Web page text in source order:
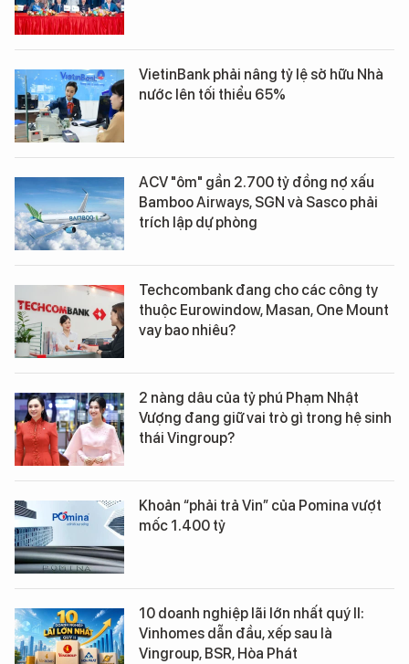
VietinBank phải nâng tỷ lệ sở hữu Nhà
nước lên tối thiểu 65%
ACV "ôm" gần 2.700 tỷ đồng nợ xấu
Bamboo Airways, SGN và Sasco phải
trích lập dự phòng
Techcombank đang cho các công ty
thuộc Eurowindow, Masan, One Mount
vay bao nhiêu?
2 nàng dâu của tỷ phú Phạm Nhật
Vượng đang giữ vai trò gì trong hệ sinh
thái Vingroup?
Khoản “phải trả Vin” của Pomina vượt
mốc 1.400 tỷ
10 doanh nghiệp lãi lớn nhất quý II:
Vinhomes dẫn đầu, xếp sau là
Vingroup, BSR, Hòa Phát